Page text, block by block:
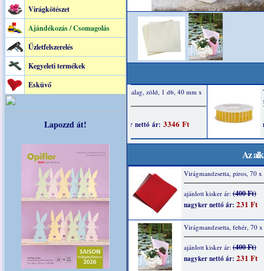
Virágkötészet
Ajándékozás / Csomagolás
Üzletfelszerelés
Kegyeleti termékek
Esküvő
Lapozzd át!
Az
Virágmandzsetta, piros, 70 x
ajánlott kisker ár:(400 Ft)
nagyker nettó ár: 231 Ft
Virágmandzsetta, fehér, 70
ajánlott kisker ár:(400 Ft)
nagyker nettó ár: 231 Ft